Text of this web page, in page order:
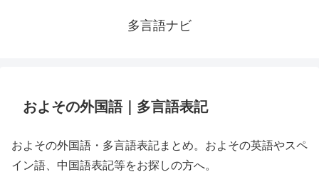
多言語ナビ
およその外国語｜多言語表記
およその外国語・多言語表記まとめ。およその英語やスペ
イン語、中国語表記等をお探しの方へ。